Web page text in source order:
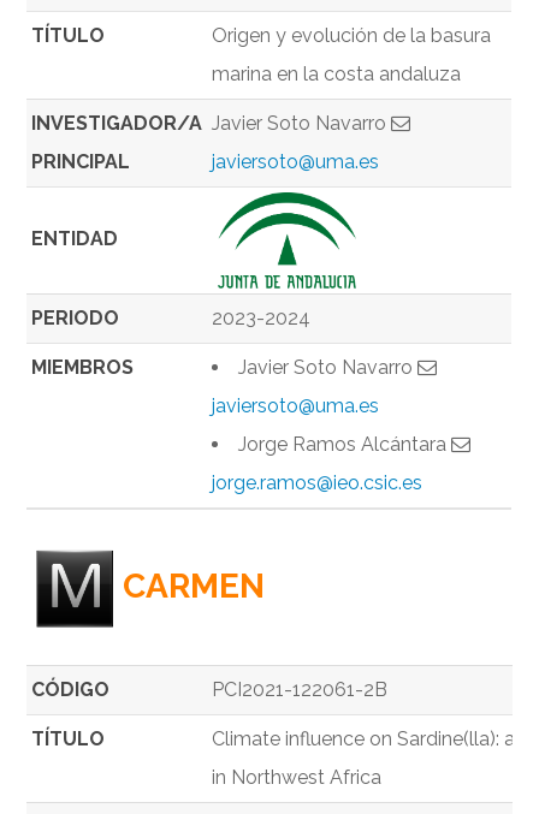
TÍTULO
Origen y evolución de la basura
marina en la costa andaluza
INVESTIGADOR/A
PRINCIPAL
Javier Soto Navarro
javiersoto@uma.es
ENTIDAD
PERIODO 2023-2024
MIEMBROS
Javier Soto Navarro
javiersoto@uma.es
Jorge Ramos Alcántara
jorge.ramos@ieo.csic.es
CARMEN
CÓDIGO PCI2021-122061-2B
TÍTULO
Climate influence on Sardine(lla): a
in Northwest Africa